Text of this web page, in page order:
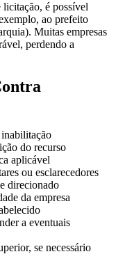
licitação, é possível
ao prefeito
Muitas empresas
perdendo a
do recurso
aplicável
ou esclarecedores
direcionado
da empresa
a eventuais
se necessário